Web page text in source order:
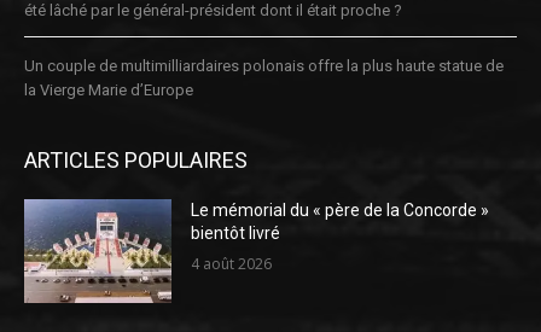
été lâché par le général-président dont il était proche ?
Un couple de multimilliardaires polonais offre la plus haute statue de
la Vierge Marie d’Europe
ARTICLES POPULAIRES
Le mémorial du « père de la Concorde »
bientôt livré
4 août 2026